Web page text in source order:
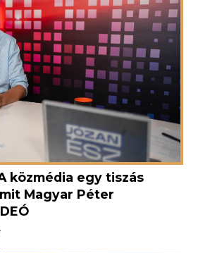
közmédia egy tiszás
Magyar Péter